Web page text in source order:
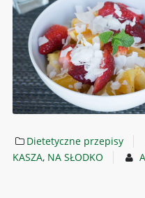
Dietetyczne przepisy
KASZA, NA SŁODKO